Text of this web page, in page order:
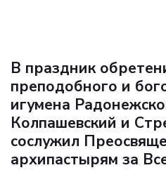
В праздник
преподобного и
игумена
Колпашевский и
сослужил
архипастырям за